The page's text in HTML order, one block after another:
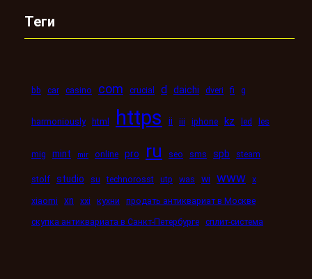
Теги
bb car casino com crucial d daichi dveri fi g
harmoniously html https ii iii iphone kz led les
mig mint mir online pro ru seo sms spb steam
stolf studio su technorosst utp was wi www x
xiaomi xn xxi кухни
продать антиквариат в Москве
скупка антиквариата в Санкт-Петербурге сплит-система